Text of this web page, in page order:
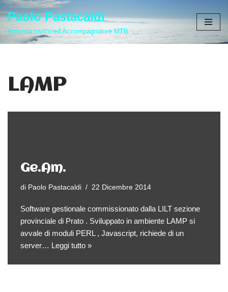
Vai
Paolo Pastacaldi
Attivista civico ed Accompagnatore MTB
LAMP
Ge.Am.
di Paolo Pastacaldi 22 Dicembre 2014
Software gestionale commissionato dalla LILT sezione
provinciale di Prato . Sviluppato in ambiente LAMP si
avvale di moduli PERL , Javascript, richiede di un
server… Leggi tutto »